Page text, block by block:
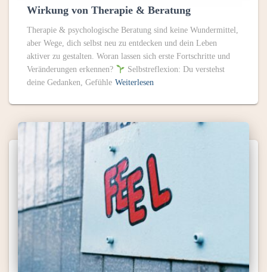
Wirkung von Therapie & Beratung
Therapie & psychologische Beratung sind keine Wundermittel,
aber Wege, dich selbst neu zu entdecken und dein Leben
aktiver zu gestalten. Woran lassen sich erste Fortschritte und
Veränderungen erkennen?
Selbstreflexion: Du verstehst
deine Gedanken, Gefühle Weiterlesen